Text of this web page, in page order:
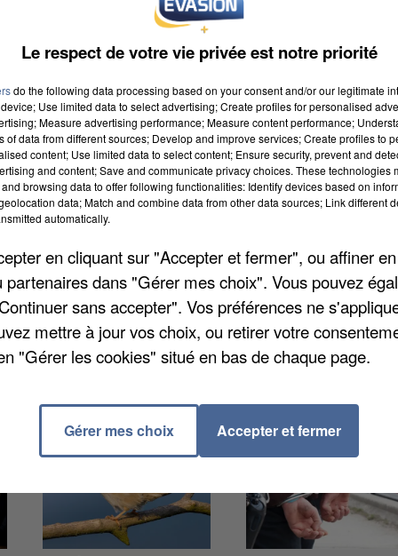
Grégoire, secrétaire d'Etat auprès du ministre de
membres du gouvernement effectueront une
qui propose aux personnes sans emploi
métiers. Une déambulation est ensuite prévue
centre-ville à partir de 16h.
Le respect de votre vie privée est notre priorité
do the following data processing based on your consent and/or our legitimate
Use limited data to select advertising; Create profiles for personalised
Measure advertising performance; Measure content performance;
of data from different sources; Develop and improve services; Create profiles to
content; Use limited data to select content; Ensure security, prevent and
and content; Save and communicate privacy choices. These technologies
browsing data to offer following functionalities: Identify devices based on
data; Match and combine data from other data sources; Link different
automatically.
en cliquant sur "Accepter et fermer", ou affiner
partenaires dans "Gérer mes choix". Vous pouvez
sans accepter". Vos préférences ne
mettre à jour vos choix, ou retirer votre
"Gérer les cookies" situé en bas de chaque page.
Gérer mes choix Accepter et fermer